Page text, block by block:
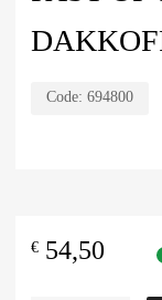
Code: 694800
€ 54,50